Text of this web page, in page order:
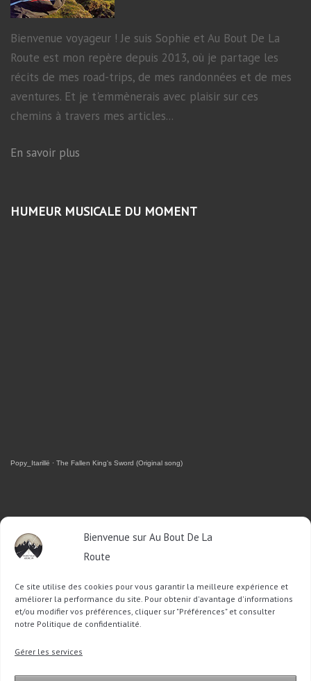
Bienvenue sur Au Bout De La
Route
Ce site utilise des cookies pour vous garantir la meilleure expérience et
améliorer la performance du site. Pour obtenir d'avantage d'informations
et/ou modifier vos préférences, cliquer sur "Préférences" et consulter
notre Politique de confidentialité.
Gérer les services
Bienvenue voyageur ! Je suis Sophie et Au Bout De La
Route est mon repère depuis 2013, où je partage les
récits de mes road-trips, de mes randonnées et de mes
aventures. Et je t'emmènerais avec plaisir sur ces
chemins à travers mes articles...
En savoir plus
HUMEUR MUSICALE DU MOMENT
Popy_Itarillë · The Fallen King's Sword (Original song)
RETROUVEZ-MOI SUR FACEBOOK
OU SUR TWITTER
Follow @Sophie_ABDLRTweet to @Sophie_ABDLR